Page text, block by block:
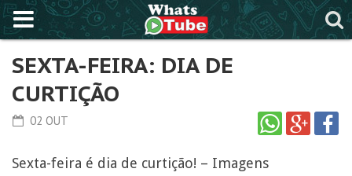
SEXTA-FEIRA: DIA DE
CURTIÇÃO
02 OUT
Sexta-feira é dia de curtição! – Imagens